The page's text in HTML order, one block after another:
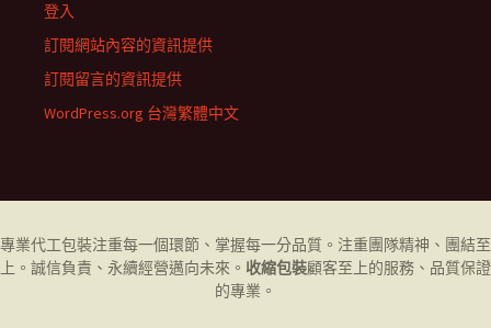
登入
訂閱網站內容的資訊提供
訂閱留言的資訊提供
WordPress.org 台灣繁體中文
專業代工包裝注重每一個環節、掌握每一分品質。注重團隊精神、團結至
上。誠信負責、永續經營邁向未來。 收縮包裝顧客至上的服務、品質保證
的專業。